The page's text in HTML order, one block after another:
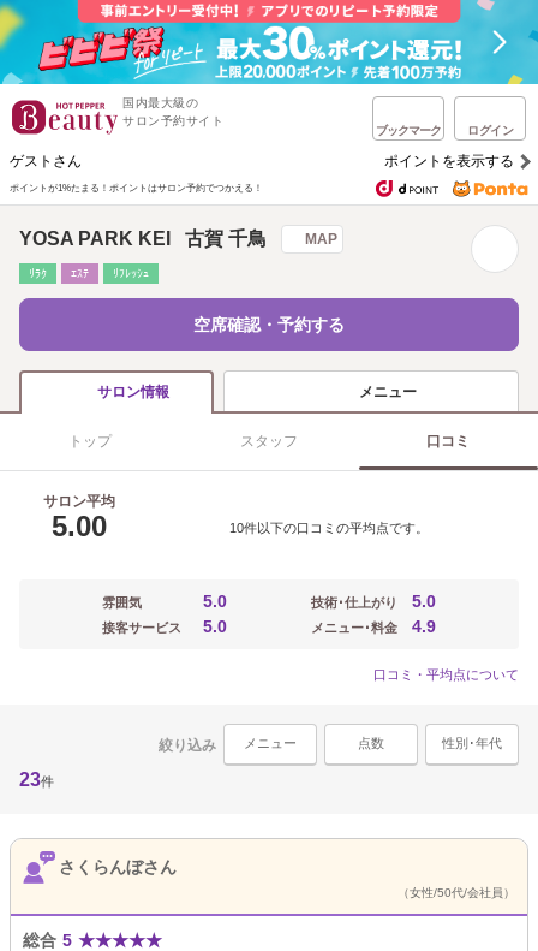
国内最大級の
サロン予約サイト
ブックマーク ログイン
ゲストさん ポイントを表示する
ポイントが1%たまる！ ポイントはサロン予約でつかえる！
YOSA PARK KEI 古賀 千鳥 MAP
ﾘﾗｸ ｴｽﾃ ﾘﾌﾚｯｼｭ
空席確認・予約する
サロン情報 メニュー
トップ スタッフ 口コミ
サロン平均
5.00 10件以下の口コミの平均点です。
雰囲気 5.0
接客サービス 5.0
技術･仕上がり 5.0
メニュー･料金 4.9
口コミ・平均点について
絞り込み メニュー 点数 性別･年代
23件
さくらんぼさん
（女性/50代/会社員）
総合 5 ★★★★★